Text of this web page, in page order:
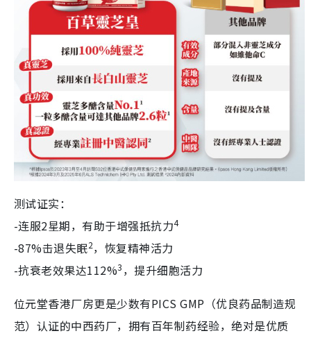
测试证实：
-连服2星期，有助于增强抵抗力4
-87%击退失眠2，恢复精神活力
-抗衰老效果达112%3 ，提升细胞活力
位元堂香港厂房更是少数有PICS GMP（优良药品制造规
范）认证的中西药厂，拥有百年制药经验，绝对是优质